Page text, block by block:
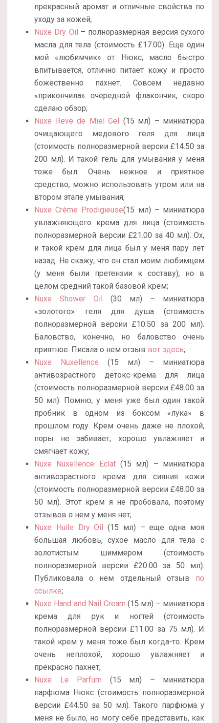
прекрасный аромат и отличные свойства по
уходу за кожей;
Nuxe Dry Oil – полноразмерная версия сухого
масла для тела (стоимость £17.00). Еще один
мой «любимчик» от Нюкс, масло быстро
впитывается, отлично питает кожу и просто
божественно пахнет. Совсем недавно
«прикончила» очередной флакончик, скоро
сделаю обзор;
Nuxe Reve de Miel Gel (15 мл) – миниатюра
очищающего медового геля для лица
(стоимость полноразмерной версии £14.50 за
200 мл). И такой гель для умывания у меня
тоже был. Очень нежное и приятное
средство, можно использовать утром или на
втором этапе умывания;
Nuxe Crème Prodigieuse(15 мл) – миниатюра
увлажняющего крема для лица (стоимость
полноразмерной версии £21.00 за 40 мл). Ох,
и такой крем для лица был у меня пару лет
назад. Не скажу, что он стал моим любимцем
(у меня были претензии к составу), но в
целом средний такой базовой крем;
Nuxe Shower Oil (30 мл) – миниатюра
«золотого» геля для душа (стоимость
полноразмерной версии £10.50 за 200 мл).
Баловство, конечно, но баловство очень
приятное. Писала о нем отзыв вот здесь;
Nuxe Nuxellence (15 мл) – миниатюра
антивозрастного детокс-крема для лица
(стоимость полноразмерной версии £48.00 за
50 мл). Помню, у меня уже был один такой
пробник в одном из боксом «лука» в
прошлом году. Крем очень даже не плохой,
поры не забивает, хорошо увлажняет и
смягчает кожу;
Nuxe Nuxellence Eclat(15 мл) – миниатюра
антивозрастного крема для сияния кожи
(стоимость полноразмерной версии £48.00 за
50 мл). Этот крем я не пробовала, поэтому
отзывов о нем у меня нет;
Nuxe Huile Dry Oil (15 мл) – еще одна моя
большая любовь, сухое масло для тела с
золотистым шиммером (стоимость
полноразмерной версии £20.00 за 50 мл).
Публиковала о нем отдельный отзыв по
ссылке;
Nuxe Hand and Nail Cream (15 мл) – миниатюра
крема для рук и ногтей (стоимость
полноразмерной версии £11.00 за 75 мл). И
такой крем у меня тоже был когда-то. Крем
очень неплохой, хорошо увлажняет и
прекрасно пахнет;
Nuxe Le Parfum (15 мл) – миниатюра
парфюма Нюкс (стоимость полноразмерной
версии £44.50 за 50 мл). Такого парфюма у
меня не было, но могу себе представить, как